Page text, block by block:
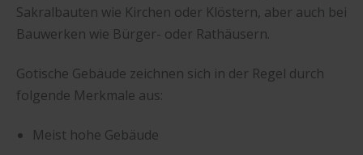
Sakralbauten wie Kirchen oder Klöstern, aber auch bei
Bauwerken wie Bürger- oder Rathäusern.
Gotische Gebäude zeichnen sich in der Regel durch
folgende Merkmale aus:
Meist hohe Gebäude